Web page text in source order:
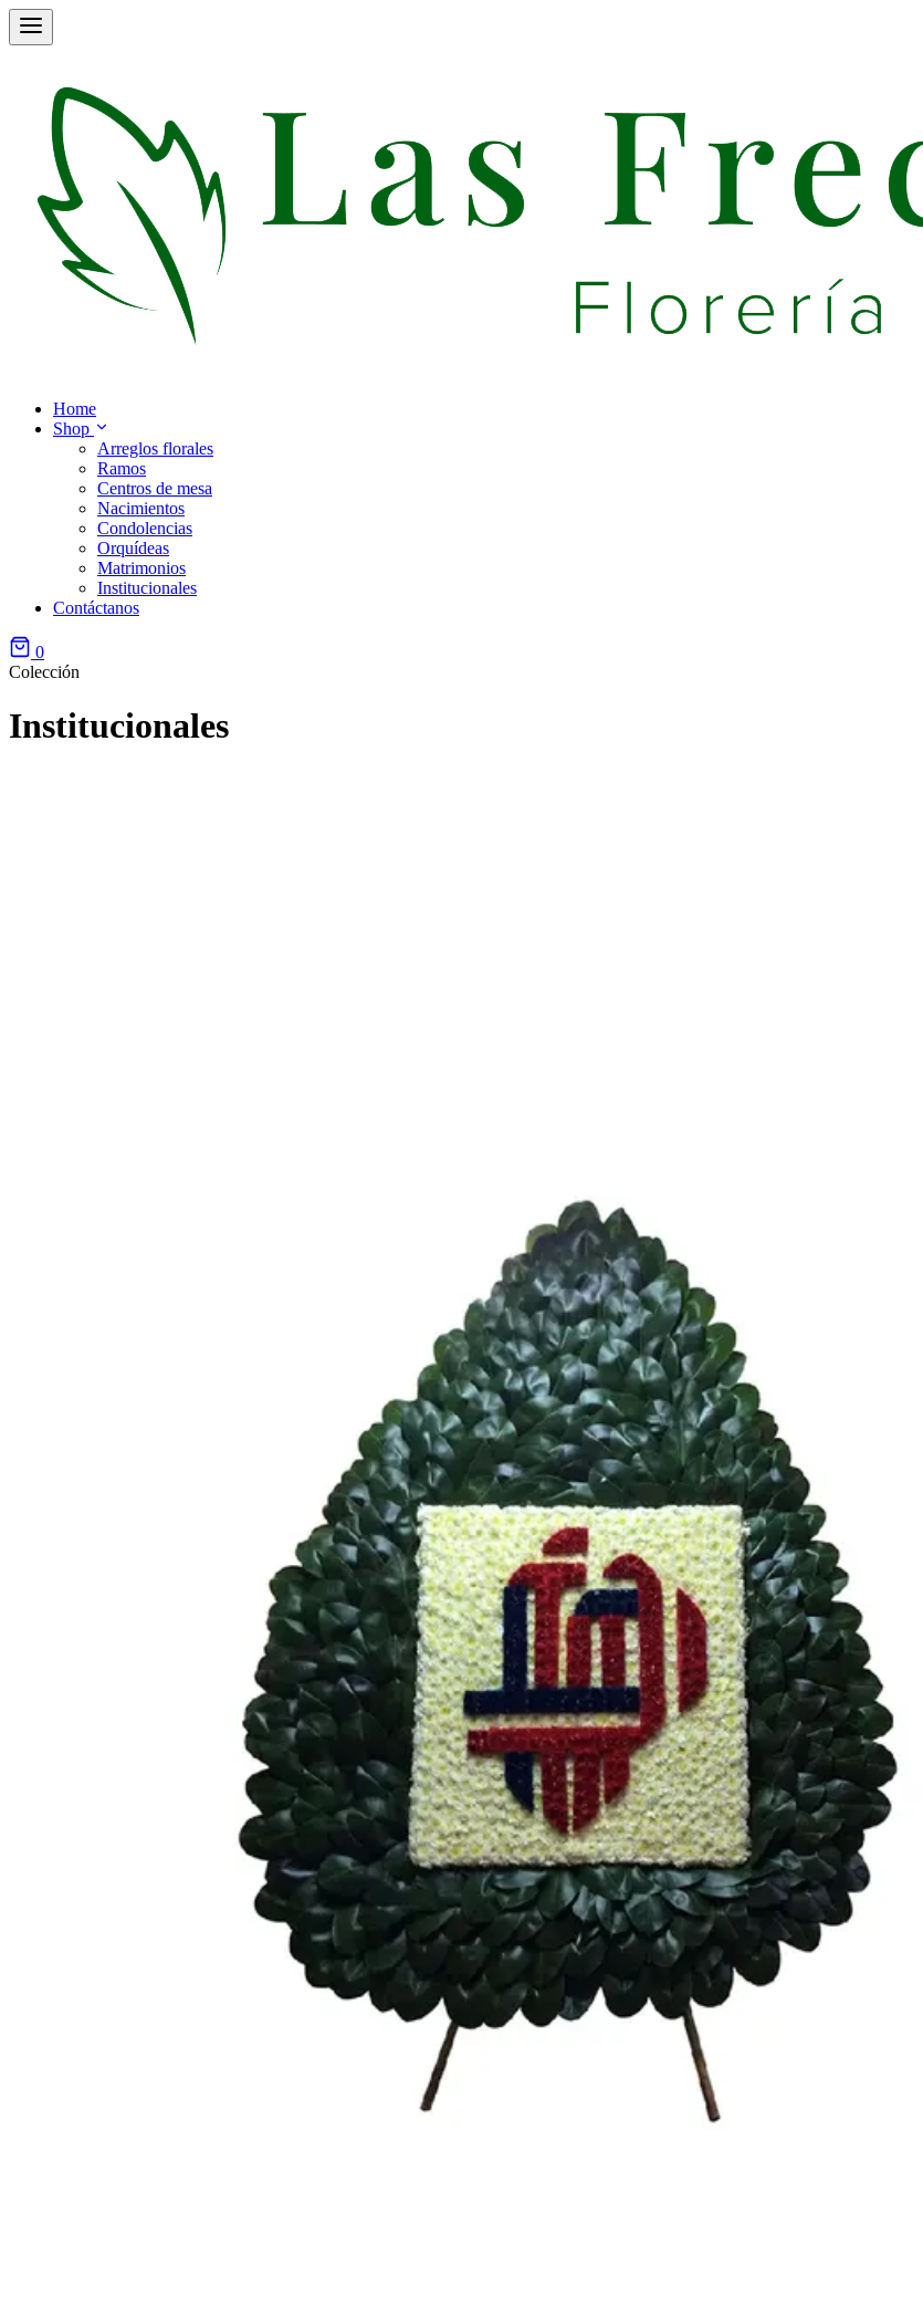
Home
Shop
Arreglos florales
Ramos
Centros de mesa
Nacimientos
Condolencias
Orquídeas
Matrimonios
Institucionales
Contáctanos
0
Colección
Institucionales